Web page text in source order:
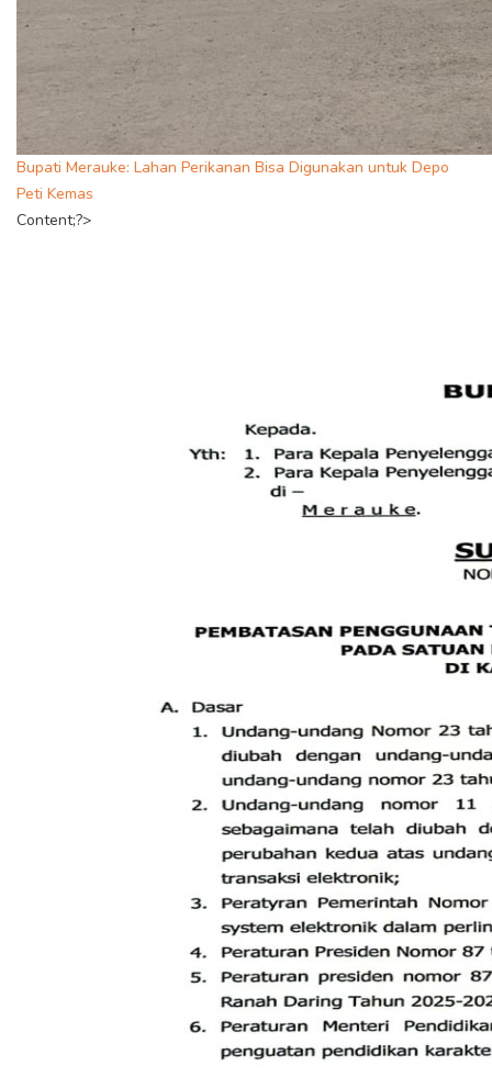
Bupati Merauke: Lahan Perikanan Bisa Digunakan untuk Depo
Peti Kemas
Content;?>